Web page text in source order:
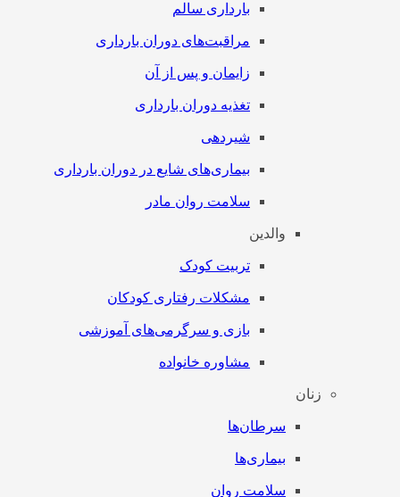
بارداری سالم
مراقبت‌های دوران بارداری
زایمان و پس از آن
تغذیه دوران بارداری
شیردهی
بیماری‌های شایع در دوران بارداری
سلامت روان مادر
والدین
تربیت کودک
مشکلات رفتاری کودکان
بازی و سرگرمی‌های آموزشی
مشاوره خانواده
زنان
سرطان‌‌ها
بیماری‌ها
سلامت روان